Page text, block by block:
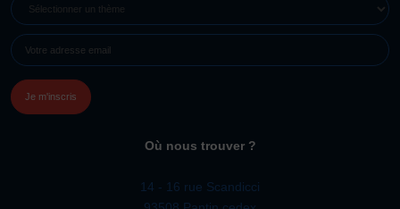
UN
(NÉCESSAIRE)
MAIL
Où nous trouver ?
14 - 16 rue Scandicci